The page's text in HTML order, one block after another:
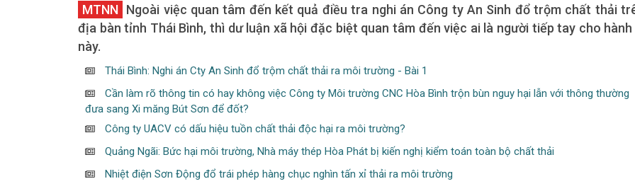
MTNN Ngoài việc quan tâm đến kết quả điều tra nghi án Công ty An Sinh đổ trộm chất thải
địa bàn tỉnh Thái Bình, thì dư luận xã hội đặc biệt quan tâm đến việc ai là người tiếp tay cho hành
này.
Thái Bình: Nghi án Cty An Sinh đổ trộm chất thải ra môi trường - Bài 1
Cần làm rõ thông tin có hay không việc Công ty Môi trường CNC Hòa Bình trộn bùn nguy hại lẫn với thông thường
đưa sang Xi măng Bút Sơn để đốt?
Công ty UACV có dấu hiệu tuồn chất thải độc hại ra môi trường?
Quảng Ngãi: Bức hại môi trường, Nhà máy thép Hòa Phát bị kiến nghị kiểm toán toàn bộ chất thải
Nhiệt điện Sơn Động đổ trái phép hàng chục nghìn tấn xỉ thải ra môi trường